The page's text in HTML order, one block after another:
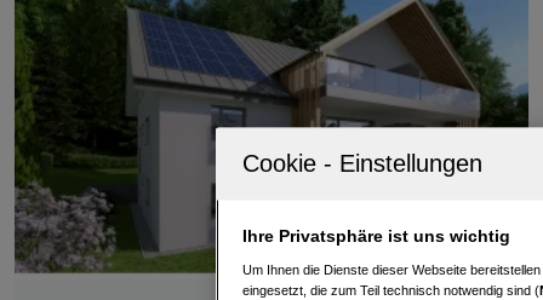
Ihre Privatsphäre ist uns wichtig
Um Ihnen die Dienste dieser Webseite
eingesetzt, die zum Teil technisch notwendig sind (